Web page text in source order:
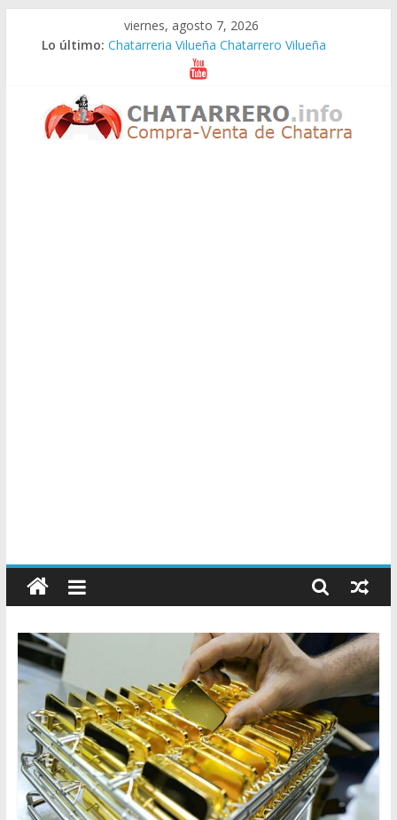
viernes, agosto 7, 2026
Lo último: Chatarreria Vilueña Chatarrero Vilueña
Chatarreria Zuera Chatarrero Zuera
Chatarreria Zaragoza Chatarrero Zaragoza
Chatarreria Zaida Chatarrero Zaida
Chatarreria Vistabella Chatarrero Vistabella
Chatarreros
–
Precio
de
Chatarra
Directorio